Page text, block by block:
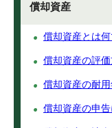
償却資産
償却資産とは何
償却資産の評価
償却資産の耐用
償却資産の申